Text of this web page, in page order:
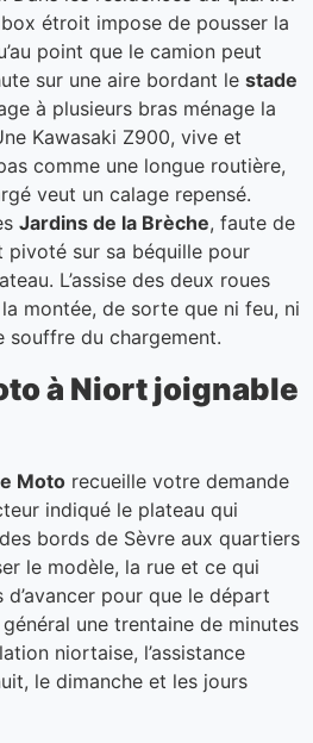
étroit impose de pousser la
point que le camion peut
sur une aire bordant le stade
à plusieurs bras ménage la
Kawasaki Z900, vive et
comme une longue routière,
veut un calage repensé.
Jardins de la Brèche, faute de
pivoté sur sa béquille pour
L’assise des deux roues
montée, de sorte que ni feu, ni
souffre du chargement.
à Niort joignable
Moto recueille votre demande
indiqué le plateau qui
bords de Sèvre aux quartiers
le modèle, la rue et ce qui
pour que le départ
une trentaine de minutes
niortaise, l’assistance
le dimanche et les jours